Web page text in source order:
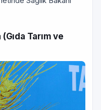
Tarım ve